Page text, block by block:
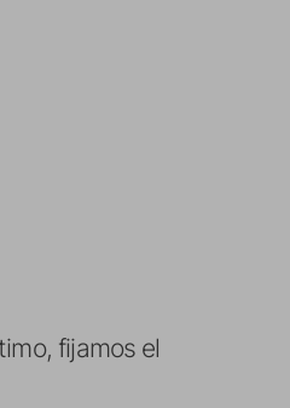
fijamos el